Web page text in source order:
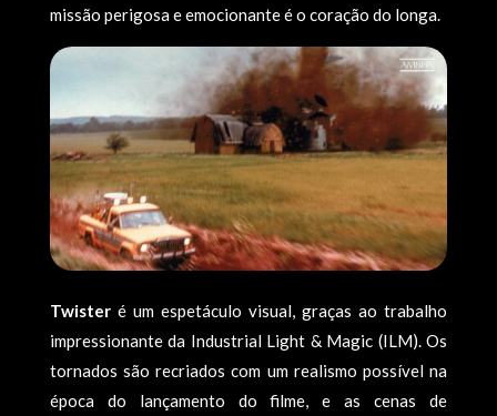
missão perigosa e emocionante é o coração do longa.
Twisteré um espetáculo visual, graças ao trabalho
impressionante da Industrial Light & Magic (ILM). Os
tornados são recriados com um realismo possível na
época do lançamento do filme, e as cenas de